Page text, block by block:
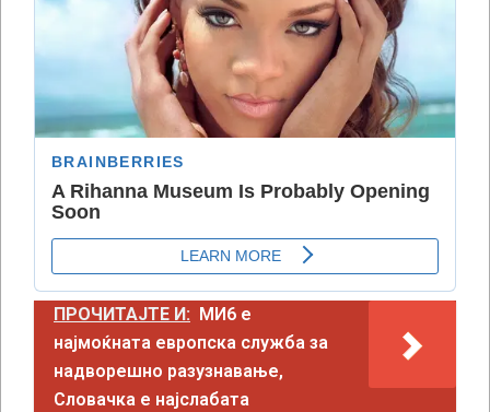
ПРОЧИТАЈТЕ И:
МИ6 е
најмоќната европска служба за
надворешно разузнавање,
Словачка е најслабата